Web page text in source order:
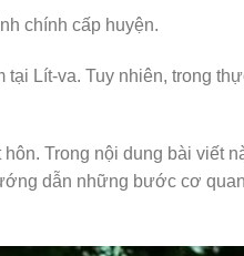
chính cấp huyện.
Lít-va. Tuy nhiên, trong
Trong nội dung bài viết
dẫn những bước cơ